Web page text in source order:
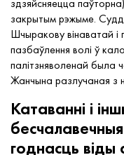
здзяйсняецца
закрытым рэжыме.
Шчыракову вінаватай
пазбаўлення волі ў
палітзняволенай была
Жанчына разлучаная з
Катаванні і
годнасць